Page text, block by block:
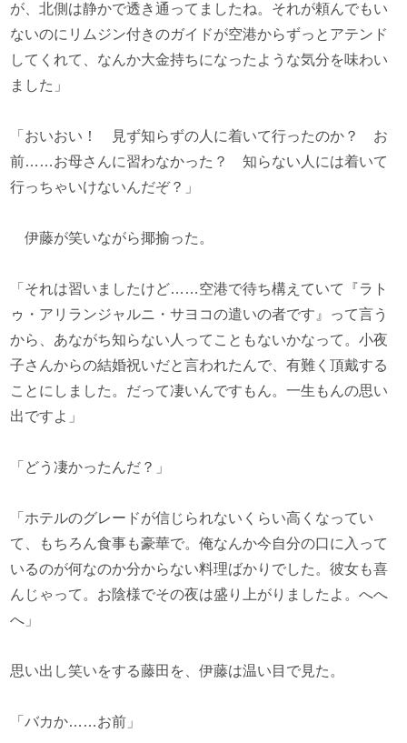
が、北側は静かで透き通ってましたね。それが頼んでもい
ないのにリムジン付きのガイドが空港からずっとアテンド
してくれて、なんか大金持ちになったような気分を味わい
ました」
「おいおい！ 見ず知らずの人に着いて行ったのか？ お
前……お母さんに習わなかった？ 知らない人には着いて
行っちゃいけないんだぞ？」
伊藤が笑いながら揶揄った。
「それは習いましたけど……空港で待ち構えていて『ラト
ゥ・アリランジャルニ・サヨコの遣いの者です』って言う
から、あながち知らない人ってこともないかなって。小夜
子さんからの結婚祝いだと言われたんで、有難く頂戴する
ことにしました。だって凄いんですもん。一生もんの思い
出ですよ」
「どう凄かったんだ？」
「ホテルのグレードが信じられないくらい高くなってい
て、もちろん食事も豪華で。俺なんか今自分の口に入って
いるのが何なのか分からない料理ばかりでした。彼女も喜
んじゃって。お陰様でその夜は盛り上がりましたよ。へへ
へ」
思い出し笑いをする藤田を、伊藤は温い目で見た。
「バカか……お前」